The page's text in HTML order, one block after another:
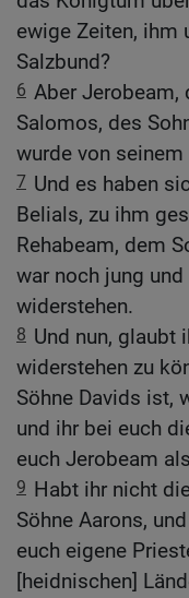
ewige Zeiten, ihm
Salzbund?
6 Aber Jerobeam,
Salomos, des
wurde von
7 Und es haben
Belials, zu ihm
Rehabeam, dem
war noch jung
widerstehen.
8 Und nun, glaubt
widerstehen zu
Söhne Davids ist,
und ihr bei euch
euch Jerobeam
9 Habt ihr nicht
Söhne Aarons,
euch eigene
[heidnischen]